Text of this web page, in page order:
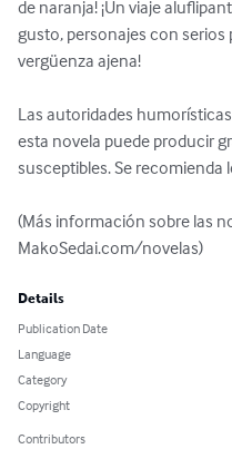
de naranja! ¡Un viaje
gusto, personajes con
vergüenza ajena!
Las autoridades
esta novela puede producir
susceptibles. Se recomienda
(Más información sobre las
MakoSedai.com/novelas)
Details
Publication Date
Language
Category
Copyright
Contributors